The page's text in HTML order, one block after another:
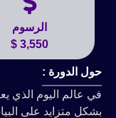
الرسوم
3,550 $
حول الدورة :
في عالم اليوم الذي
بشكل متزايد على